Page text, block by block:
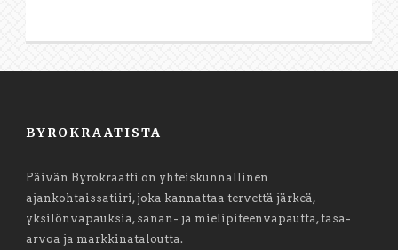
BYROKRAATISTA
Päivän Byrokraatti on yhteiskunnallinen
ajankohtaissatiiri, joka kannattaa tervettä järkeä,
yksilönvapauksia, sanan- ja mielipiteenvapautta, tasa-
arvoa ja markkinataloutta.